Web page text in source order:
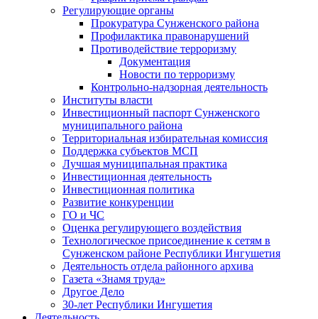
Регулирующие органы
Прокуратура Сунженского района
Профилактика правонарушений
Противодействие терроризму
Документация
Новости по терроризму
Контрольно-надзорная деятельность
Институты власти
Инвестиционный паспорт Сунженского
муниципального района
Территориальная избирательная комиссия
Поддержка субъектов МСП
Лучшая муниципальная практика
Инвестиционная деятельность
Инвестиционная политика
Развитие конкуренции
ГО и ЧС
Оценка регулирующего воздействия
Технологическое присоединение к сетям в
Сунженском районе Республики Ингушетия
Деятельность отдела районного архива
Газета «Знамя труда»
Другое Дело
30-лет Республики Ингушетия